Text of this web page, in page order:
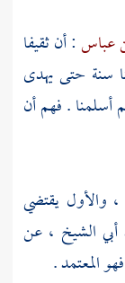
عباس: أنثقيفا
سنة حتى يهدى
أسلمنا . فهم أن
والأول يقتضي
أبي الشيخ ، عن
المعتمد .